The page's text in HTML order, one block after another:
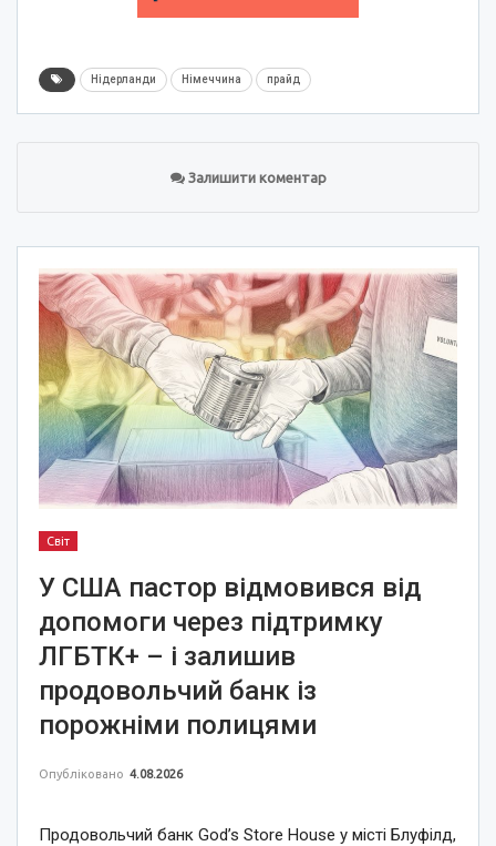
Нідерланди Німеччина прайд
Залишити коментар
Світ
У США пастор відмовився від
допомоги через підтримку
ЛГБТК+ – і залишив
продовольчий банк із
порожніми полицями
Опубліковано 4.08.2026
Продовольчий банк God’s Store House у місті Блуфілд,